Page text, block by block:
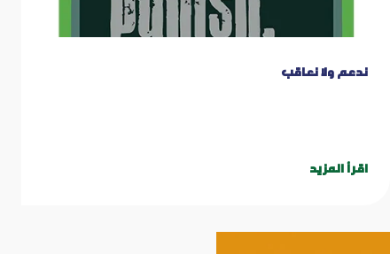
ندعم ولا نعاقب
اقرأ المزيد